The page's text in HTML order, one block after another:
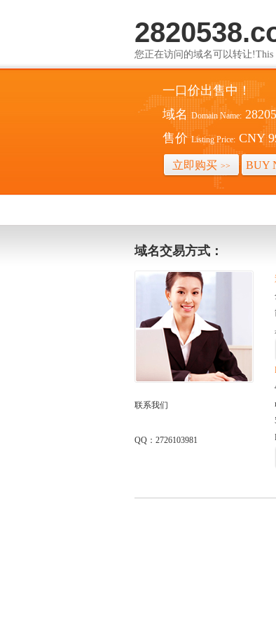
您正在访问的域名可以转让!This
一口价出售中！
域名 Domain Name:
售价 Listing Price: CNY
立即购买 >> BUY
域名交易方式：
联系我们
QQ：2726103981